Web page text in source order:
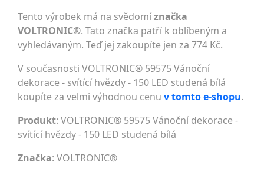
Tento výrobek má na svědomíznačka
VOLTRONIC®. Tato značka patří k oblíbeným a
vyhledávaným. Teď jej zakoupíte jen za 774 Kč.
V současnosti VOLTRONIC® 59575 Vánoční
dekorace - svítící hvězdy - 150 LED studená bílá
koupíte za velmi výhodnou cenu v tomto e-shopu.
Produkt: VOLTRONIC® 59575 Vánoční dekorace -
svítící hvězdy - 150 LED studená bílá
Značka: VOLTRONIC®